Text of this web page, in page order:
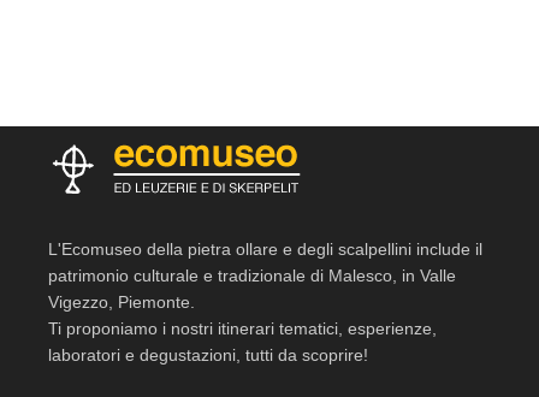
L'Ecomuseo della pietra ollare e degli scalpellini include il
patrimonio culturale e tradizionale di Malesco, in Valle
Vigezzo, Piemonte.
Ti proponiamo i nostri itinerari tematici, esperienze,
laboratori e degustazioni, tutti da scoprire!